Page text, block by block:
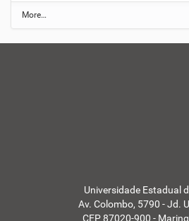
N
O
More…
Universidade Estadual
Av. Colombo, 5790 - Jd.
CEP 87020-900 -